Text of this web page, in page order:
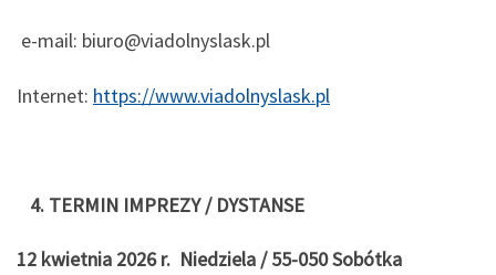
e-mail: biuro@viadolnyslask.pl
Internet: https://www.viadolnyslask.pl
4. TERMIN IMPREZY / DYSTANSE
12 kwietnia 2026 r. Niedziela / 55-050 Sobótka